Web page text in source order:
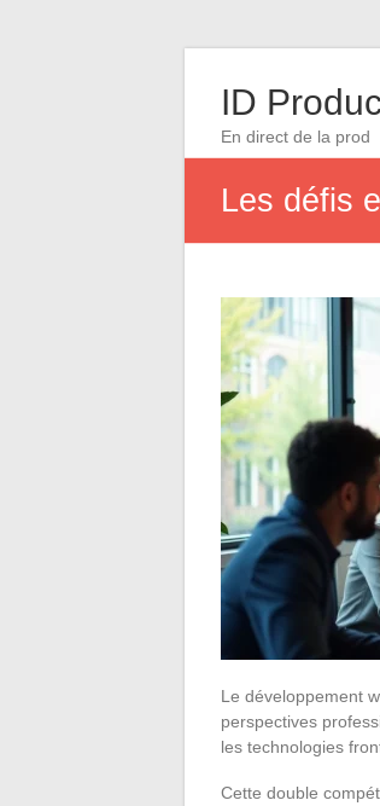
ID
En direct de la prod
Les défis
Le développement
perspectives
les technologies
Cette double